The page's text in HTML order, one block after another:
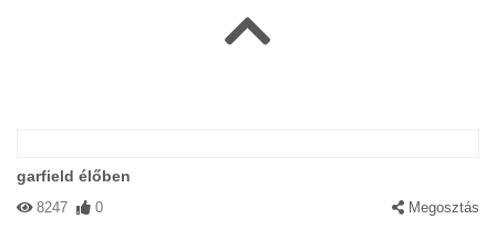
garfield élőben
8247 0 Megosztás